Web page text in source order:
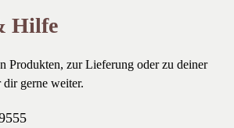
Hilfe
Produkten, zur Lieferung oder zu deiner
gerne weiter.